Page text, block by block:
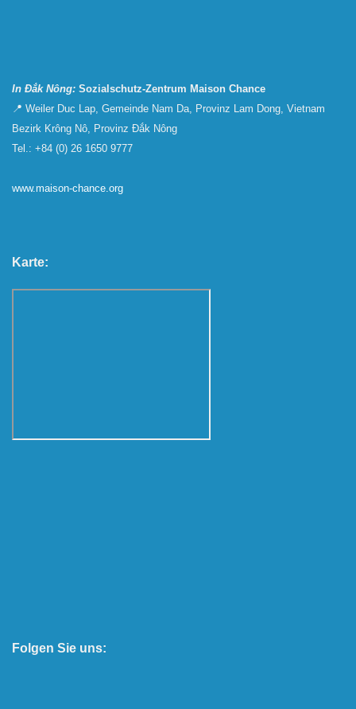
In Đắk Nông: Sozialschutz-Zentrum Maison Chance
📍 Weiler Duc Lap, Gemeinde Nam Da, Provinz Lam Dong, Vietnam
Bezirk Krông Nô, Provinz Đắk Nông
Tel.: +84 (0) 26 1650 9777
www.maison-chance.org
Karte:
Folgen Sie uns: